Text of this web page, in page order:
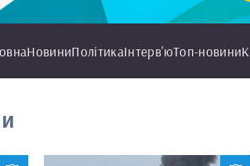
НовиниПолітикаІнтерв'юТоп-новини